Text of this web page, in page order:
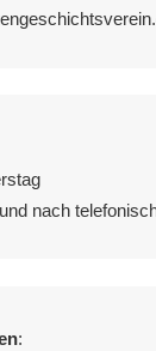
nach
: